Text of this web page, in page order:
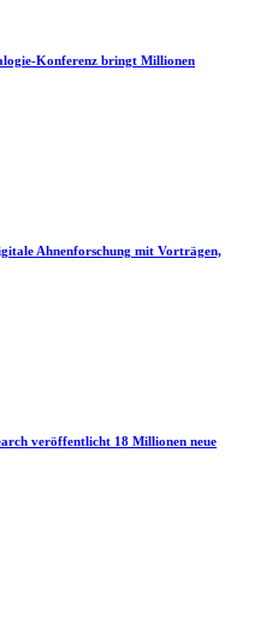
Konferenz bringt Millionen
Ahnenforschung mit Vorträgen,
veröffentlicht 18 Millionen neue